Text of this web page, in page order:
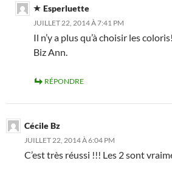
Esperluette
JUILLET 22, 2014 À 7:41 PM
Il n’y a plus qu’à choisir les coloris!
Biz Ann.
RÉPONDRE
Cécile Bz
JUILLET 22, 2014 À 6:04 PM
C’est très réussi !!! Les 2 sont